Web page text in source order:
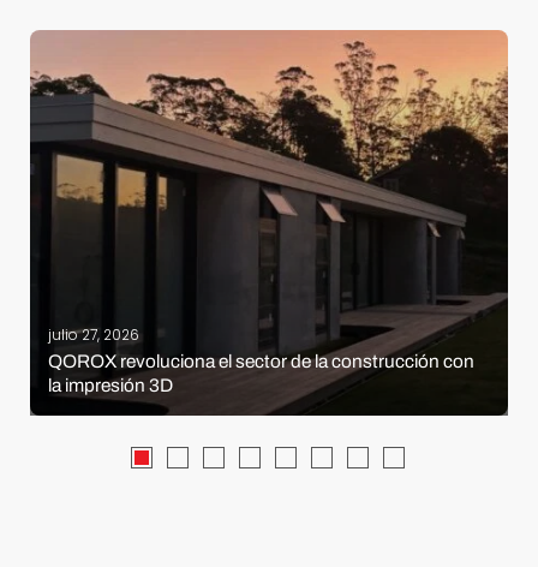
julio 27, 2026
QOROX revoluciona el sector de la construcción con
la impresión 3D